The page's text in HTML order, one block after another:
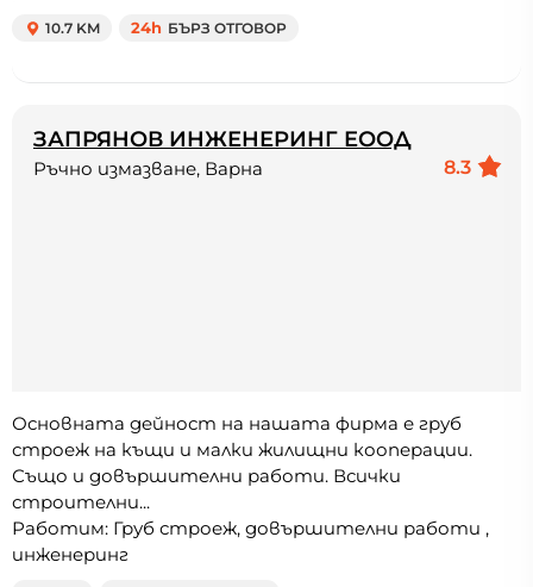
10.7 KM 24h БЪРЗ ОТГОВОР
ЗАПРЯНОВ ИНЖЕНЕРИНГ ЕООД
8.3
Ръчно измазване, Варна
Основната дейност на нашата фирма е груб
строеж на къщи и малки жилищни кооперации.
Също и довършителни работи. Всички
строителни...
Работим: Груб строеж, довършителни работи ,
инженеринг